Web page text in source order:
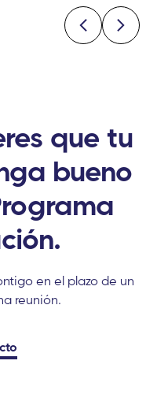
que tu
bueno
en el plazo de un
reunión.